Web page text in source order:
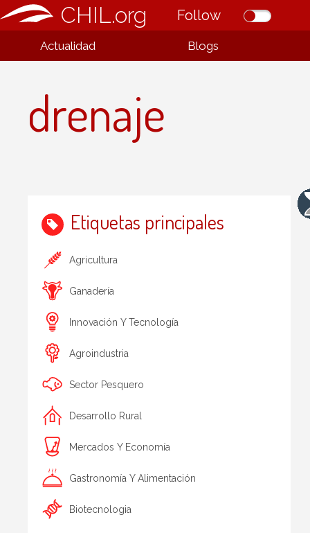
CHIL.org Follow
Actualidad Blogs
drenaje
Etiquetas principales
Agricultura
Ganadería
Innovación Y Tecnología
Agroindustria
Sector Pesquero
Desarrollo Rural
Mercados Y Economía
Gastronomía Y Alimentación
Biotecnologia